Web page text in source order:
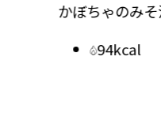
かぼちゃのみそ汁
94kcal